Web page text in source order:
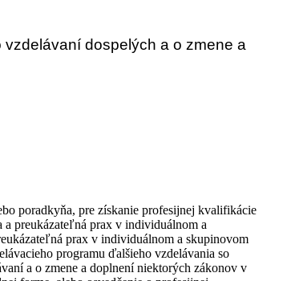
dospelých a o zmene a
poradkyňa, pre získanie profesijnej kvalifikácie
preukázateľná prax v individuálnom a
prax v individuálnom a skupinovom
programu ďalšieho vzdelávania so
a o zmene a doplnení niektorých zákonov v